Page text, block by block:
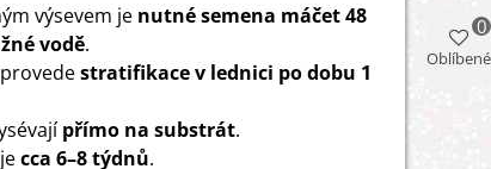
výsevem je nutné semena máčet 48
vodě.
stratifikace v lednici po dobu 1
přímo na substrát.
cca 6–8 týdnů.
Oblíbené
0